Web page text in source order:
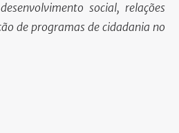
social, relações
de programas de cidadania no